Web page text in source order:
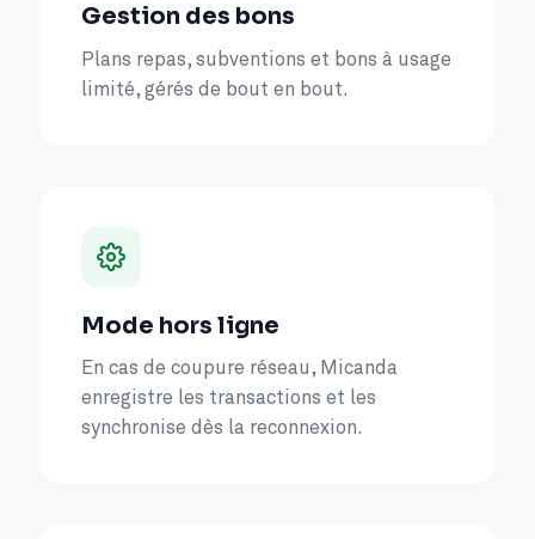
Gestion des bons
Plans repas, subventions et bons à usage
limité, gérés de bout en bout.
Mode hors ligne
En cas de coupure réseau, Micanda
enregistre les transactions et les
synchronise dès la reconnexion.